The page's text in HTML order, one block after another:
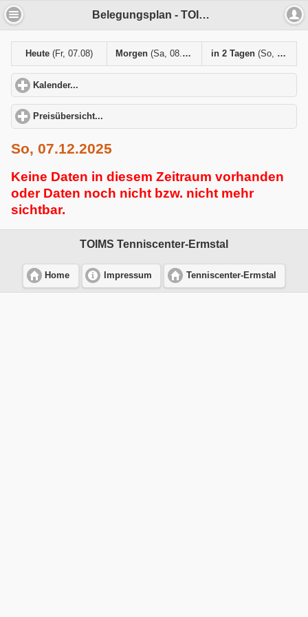
Belegungsplan - TOIMS Tenniscenter-Ermstal
Heute (Fr, 07.08) Morgen(Sa, 08.08) in 2 Tagen (So, 09.08)
Kalender...
Preisübersicht...
So, 07.12.2025
Keine Daten in diesem Zeitraum vorhanden
oder Daten noch nicht bzw. nicht mehr
sichtbar.
TOIMS Tenniscenter-Ermstal
Home Impressum Tenniscenter-Ermstal